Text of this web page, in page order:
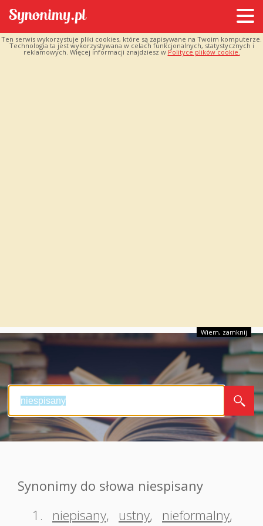
Ten serwis wykorzystuje pliki cookies, które są zapisywane na Twoim komputerze.
Technologia ta jest wykorzystywana w celach funkcjonalnych, statystycznych i
reklamowych. Więcej informacji znajdziesz w Polityce plików cookie.
Wiem, zamknij
Synonimy do słowa niespisany
1.
niepisany, ustny, nieformalny,